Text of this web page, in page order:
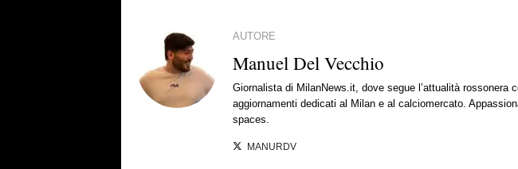
AUTORE
Manuel Del Vecchio
Giornalista di MilanNews.it, dove segue l’attualità rossonera
aggiornamenti dedicati al Milan e al calciomercato.
spaces.
MANURDV